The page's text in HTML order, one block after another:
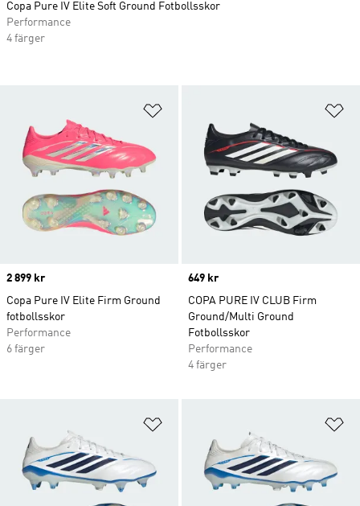
Price
2 899 kr
Copa Pure IV Elite Firm Ground
fotbollsskor
Performance
6 färger
Price
649 kr
COPA PURE IV CLUB Firm
Ground/Multi Ground
Fotbollsskor
Performance
4 färger
Copa Pure IV Elite Soft Ground Fotbollsskor
Performance
4 färger